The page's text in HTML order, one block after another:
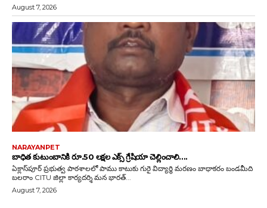
August 7, 2026
NARAYANPET
బాధిత కుటుంబానికి రూ.50 లక్షల ఎక్స్ గ్రేషియా చెల్లించాలి….
ఏక్లాస్‌పూర్ ప్రభుత్వ పాఠశాలలో పాము కాటుకు గురై విద్యార్థి మరణం బాధాకరం బండమీది
బలరాం CITU జిల్లా కార్యదర్శి మన భారత్...
August 7, 2026